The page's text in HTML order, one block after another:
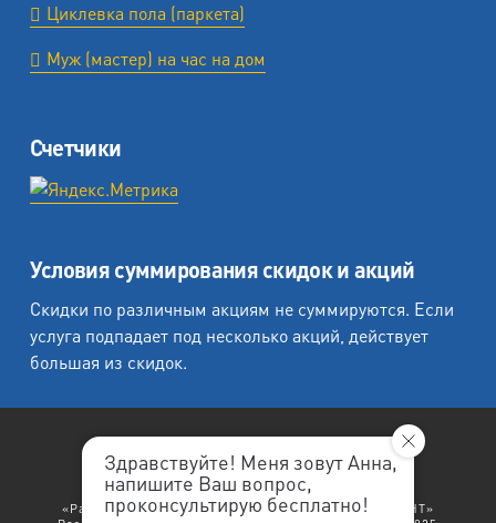
Здравствуйте! Меня зовут Анна,
напишите Ваш вопрос,
проконсультирую бесплатно!
Циклевка пола (паркета)
Муж (мастер) на час на дом
Счетчики
Условия суммирования скидок и акций
Скидки по различным акциям не суммируются. Если
услуга подпадает под несколько акций, действует
большая из скидок.
«Любеция - студия печати на холсте».
«Рафаэль студия печати», «Ленремонт», «ЛЕНРЕМОНТ»